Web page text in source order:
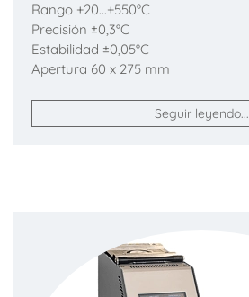
Rango +20...+550°C
Precisión ±0,3°C
Estabilidad ±0,05°C
Apertura 60 x 275 mm
Seguir leyendo...